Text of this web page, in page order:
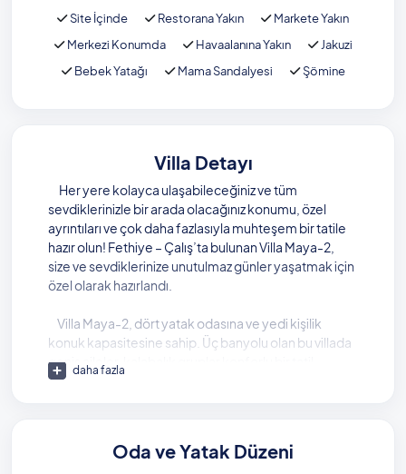
Site İçinde
Restorana Yakın
Markete Yakın
Merkezi Konumda
Havaalanına Yakın
Jakuzi
Bebek Yatağı
Mama Sandalyesi Şömine
Villa Detayı
Her yere kolayca ulaşabileceğiniz ve tüm
sevdiklerinizle bir arada olacağınız konumu, özel
ayrıntıları ve çok daha fazlasıyla muhteşem bir tatile
hazır olun! Fethiye – Çalış’ta bulunan Villa Maya-2,
size ve sevdiklerinize unutulmaz günler yaşatmak için
özel olarak hazırlandı.
Villa Maya-2, dört yatak odasına ve yedi kişilik
konuk kapasitesine sahip. Üç banyolu olan bu villada
geniş aileler, kalabalık gruplar konforlu bir tatil
geçirebiliyor. Her şeyiyle özel olarak hazırlanan bu
boyunda. Tüm misafirlerinin aynı anda
daha fazla
Oda ve Yatak Düzeni